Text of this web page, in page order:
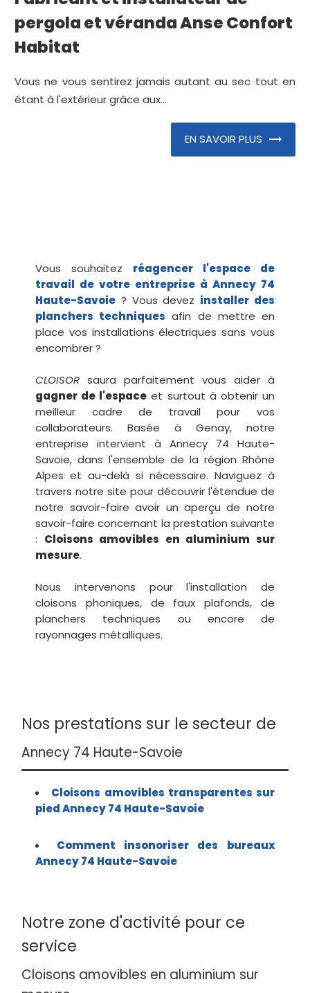
pergola et véranda Anse Confort
Habitat
Vous ne vous sentirez jamais autant au sec tout en
étant à l'extérieur grâce aux...
EN SAVOIR PLUS
Vous souhaitez réagencer l'espace de
travail de votre entreprise à Annecy 74
Haute-Savoie ? Vous devez installer des
planchers techniques afin de mettre en
place vos installations électriques sans vous
encombrer ?
CLOISOR saura parfaitement vous aider à
gagner de l'espace et surtout à obtenir un
meilleur cadre de travail pour vos
collaborateurs. Basée à Genay, notre
entreprise intervient à Annecy 74 Haute-
Savoie, dans l'ensemble de la région Rhône
Alpes et au-delà si nécessaire. Naviguez à
travers notre site pour découvrir l'étendue de
notre savoir-faire avoir un aperçu de notre
savoir-faire concernant la prestation suivante
: Cloisons amovibles en aluminium sur
mesure.
Nous intervenons pour l'installation de
cloisons phoniques, de faux plafonds, de
planchers techniques ou encore de
rayonnages métalliques.
Nos prestations sur le secteur de
Annecy 74 Haute-Savoie
Cloisons amovibles transparentes sur
pied Annecy 74 Haute-Savoie
Comment insonoriser des bureaux
Annecy 74 Haute-Savoie
Notre zone d'activité pour ce
service
Cloisons amovibles en aluminium sur